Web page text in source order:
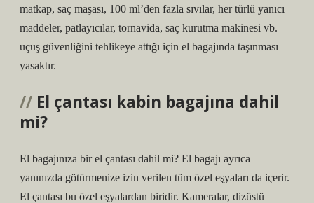
matkap, saç maşası, 100 ml’den fazla sıvılar, her türlü yanıcı
maddeler, patlayıcılar, tornavida, saç kurutma makinesi vb.
uçuş güvenliğini tehlikeye attığı için el bagajında ​​taşınması
yasaktır.
El çantası kabin bagajına dahil
mi?
El bagajınıza bir el çantası dahil mi? El bagajı ayrıca
yanınızda götürmenize izin verilen tüm özel eşyaları da içerir.
El çantası bu özel eşyalardan biridir. Kameralar, dizüstü